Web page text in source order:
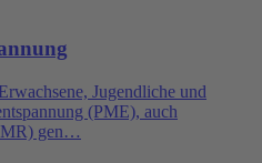
Jugendliche und
(PME), auch
gen…